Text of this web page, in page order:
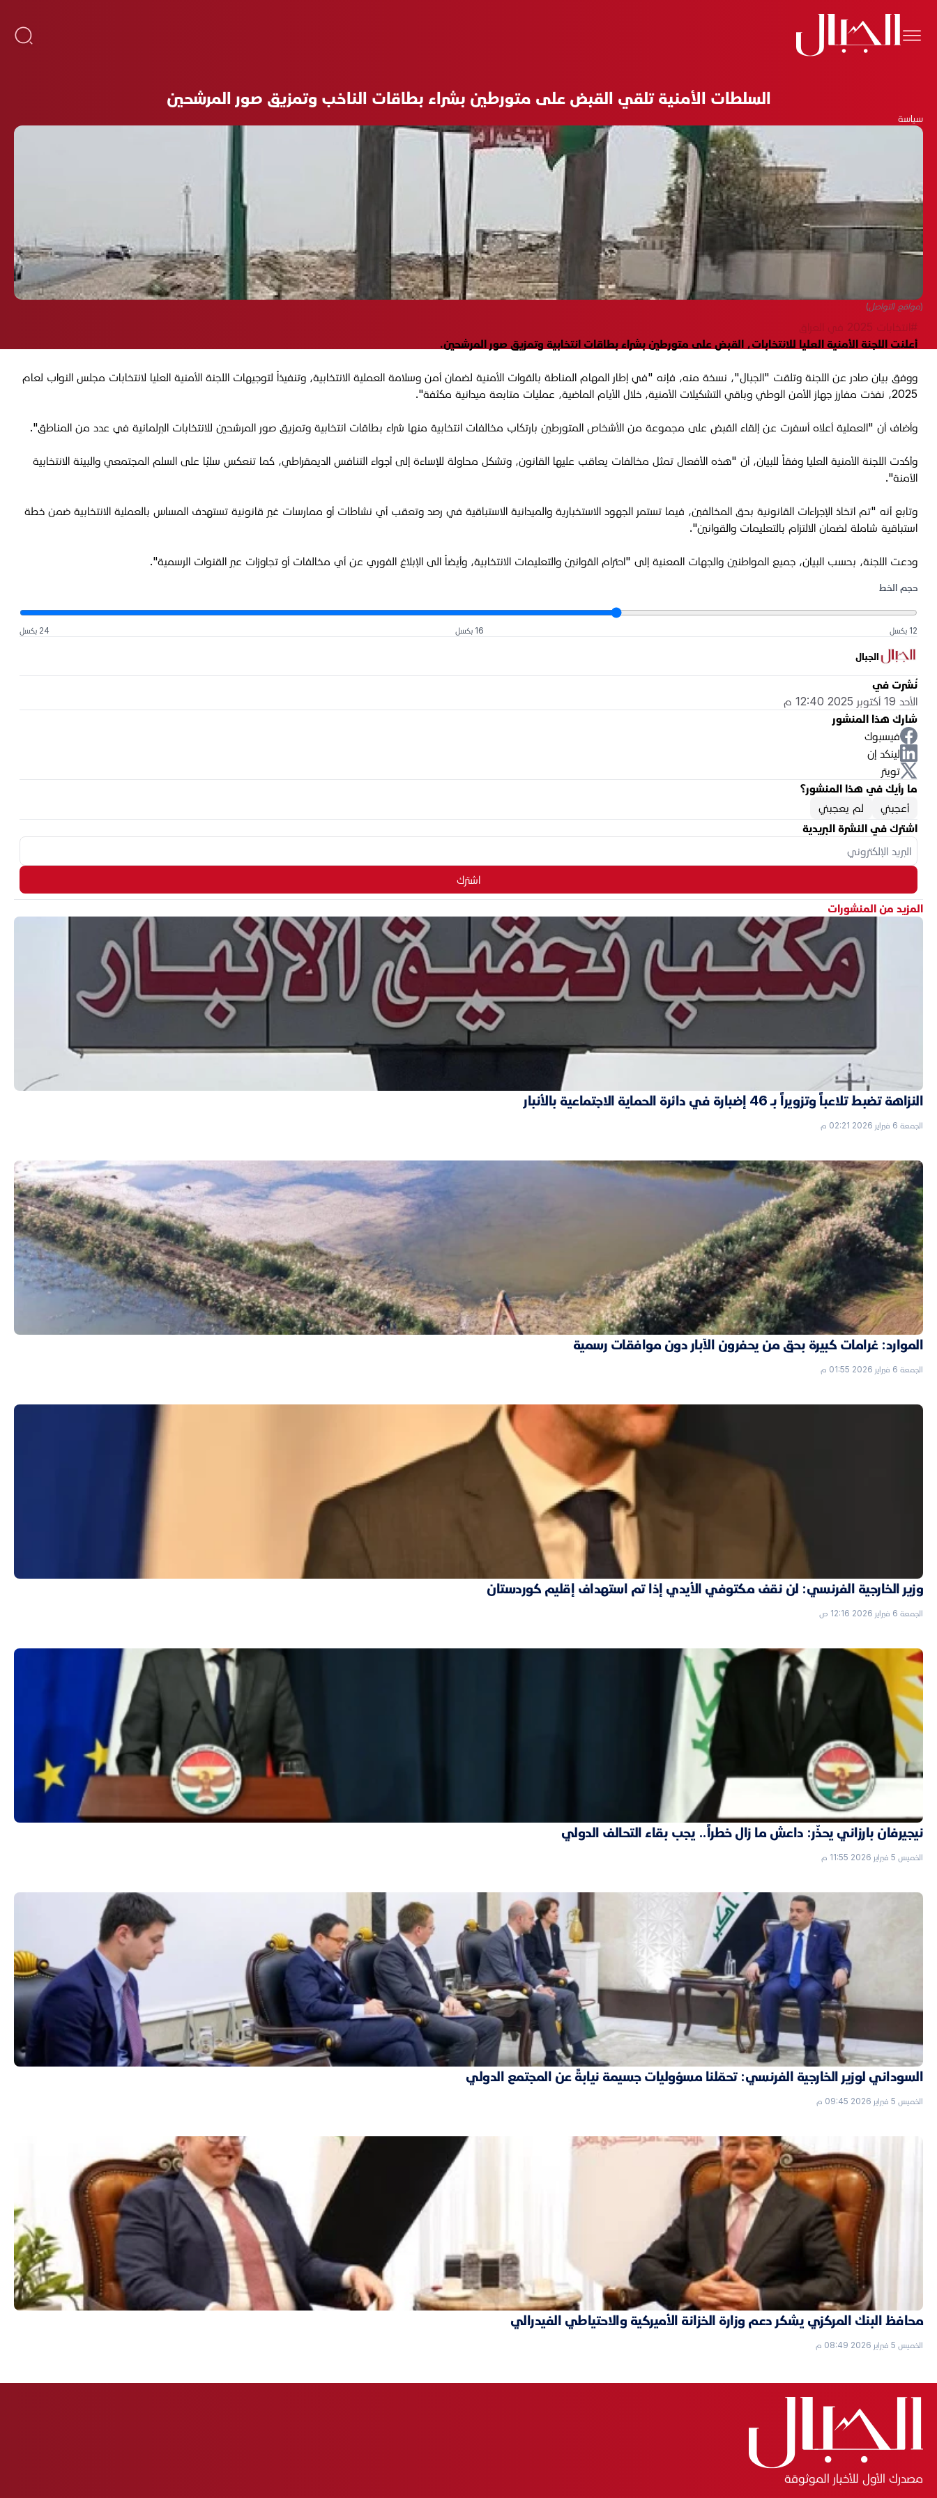
السلطات الأمنية تلقي القبض على متورطين بشراء بطاقات الناخب وتمزيق صور المرشحين
سياسة
(مواقع التواصل)
#انتخابات 2025 في العراق
أعلنت اللجنة الأمنية العليا للانتخابات، القبض على متورطين بشراء بطاقات انتخابية وتمزيق صور المرشحين.
ووفق بيان صادر عن اللجنة وتلقت "الجبال"، نسخة منه، فإنه "في إطار المهام المناطة بالقوات الأمنية لضمان أمن وسلامة العملية الانتخابية، وتنفيذاً لتوجيهات اللجنة الأمنية العليا لانتخابات مجلس النواب لعام
2025، نفذت مفارز جهاز الأمن الوطني وباقي التشكيلات الأمنية، خلال الأيام الماضية، عمليات متابعة ميدانية مكثفة".
وأضاف أن "العملية أعلاه أسفرت عن إلقاء القبض على مجموعة من الأشخاص المتورطين بارتكاب مخالفات انتخابية منها شراء بطاقات انتخابية وتمزيق صور المرشحين للانتخابات البرلمانية في عدد من المناطق".
وأكدت اللجنة الأمنية العليا وفقاً للبيان، أن "هذه الأفعال تمثل مخالفات يعاقب عليها القانون، وتشكل محاولة للإساءة إلى أجواء التنافس الديمقراطي، كما تنعكس سلبًا على السلم المجتمعي والبيئة الانتخابية
الآمنة".
وتابع أنه "تم اتخاذ الإجراءات القانونية بحق المخالفين، فيما تستمر الجهود الاستخبارية والميدانية الاستباقية في رصد وتعقب أي نشاطات أو ممارسات غير قانونية تستهدف المساس بالعملية الانتخابية ضمن خطة
استباقية شاملة لضمان الالتزام بالتعليمات والقوانين".
ودعت اللجنة، بحسب البيان، جميع المواطنين والجهات المعنية إلى "احترام القوانين والتعليمات الانتخابية، وأيضاً الى الإبلاغ الفوري عن أي مخالفات أو تجاوزات عبر القنوات الرسمية".
حجم الخط
12 بكسل 16 بكسل 24 بكسل
الجبال
نُشرت في
الأحد 19 أكتوبر 2025 12:40 م
شارك هذا المنشور
فيسبوك
لينكد إن
تويتر
ما رأيك في هذا المنشور؟
أعجبني
لم يعجبني
اشترك في النشرة البريدية
اشترك
المزيد من المنشورات
النزاهة تضبط تلاعباً وتزويراً بـ 46 إضبارة في دائرة الحماية الاجتماعية بالأنبار
الجمعة 6 فبراير 2026 02:21 م
الموارد: غرامات كبيرة بحق من يحفرون الآبار دون موافقات رسمية
الجمعة 6 فبراير 2026 01:55 م
وزير الخارجية الفرنسي: لن نقف مكتوفي الأيدي إذا تم استهداف إقليم كوردستان
الجمعة 6 فبراير 2026 12:16 ص
نيجيرفان بارزاني يحذّر: داعش ما زال خطراً.. يجب بقاء التحالف الدولي
الخميس 5 فبراير 2026 11:55 م
السوداني لوزير الخارجية الفرنسي: تحمّلنا مسؤوليات جسيمة نيابةً عن المجتمع الدولي
الخميس 5 فبراير 2026 09:45 م
محافظ البنك المركزي يشكر دعم وزارة الخزانة الأميركية والاحتياطي الفيدرالي
الخميس 5 فبراير 2026 08:49 م
مصدرك الأول للأخبار الموثوقة